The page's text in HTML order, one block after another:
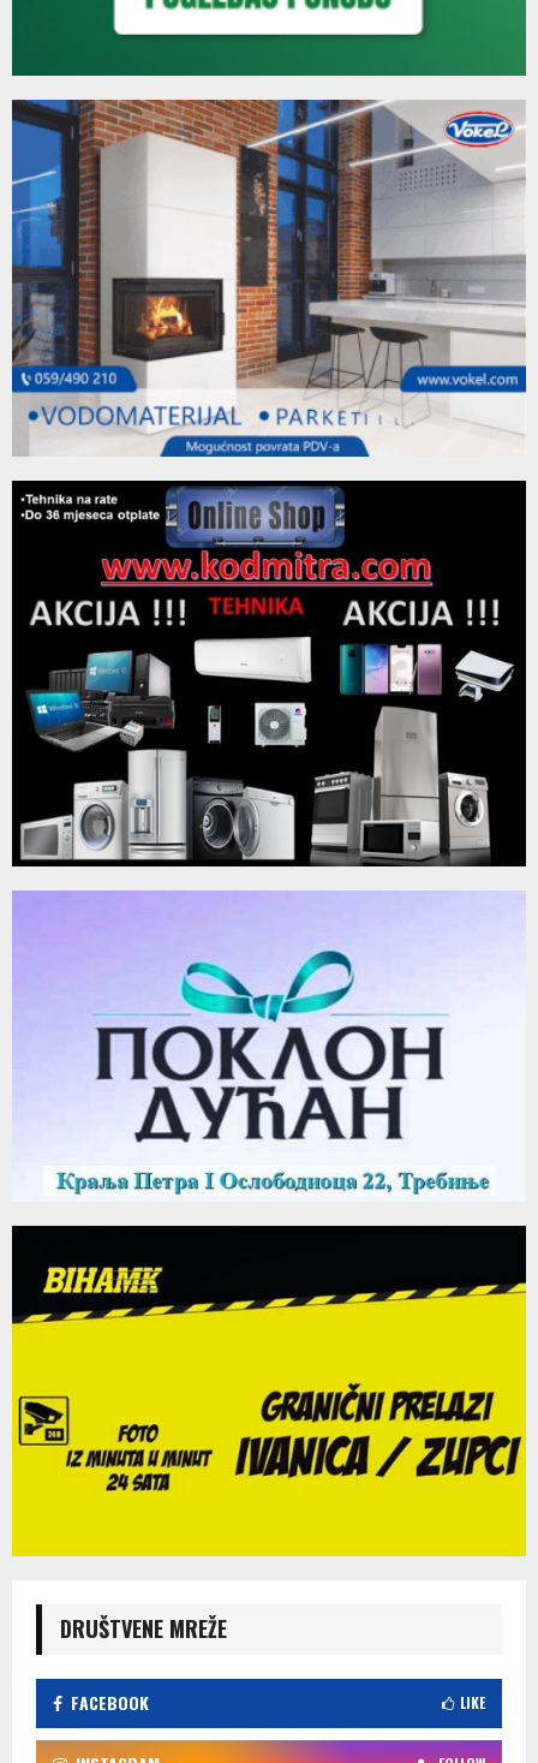
DRUŠTVENE MREŽE
FACEBOOK LIKE